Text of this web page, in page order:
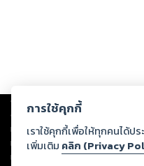
Copyright © 2026
ต่อผลงานหรือเนื้อหาใดที่อัปโหลดผ่า
ทรัพย์สินทางปัญญาของบุคคลอื่นหรื
ทุกท่านโปรดใช้วิจารณญาณในการก
หนึ่งส่วนใดขัดต่อกฎหมายและศีลธร
การใช้คุกกี้
เราใช้คุกกี้เพื่อให้ทุกคนได้ป
เพิ่มเติม คลิก (Privacy